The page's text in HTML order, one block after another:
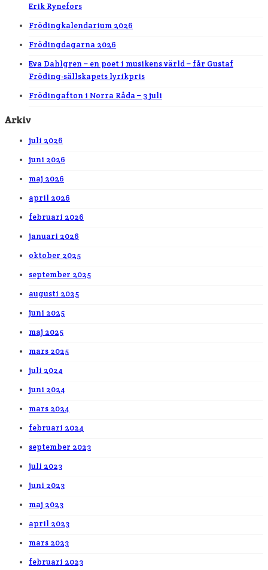
Erik Rynefors
Frödingkalendarium 2026
Frödingdagarna 2026
Eva Dahlgren – en poet i musikens värld – får Gustaf
Fröding-sällskapets lyrikpris
Frödingafton i Norra Råda – 3 juli
Arkiv
juli 2026
juni 2026
maj 2026
april 2026
februari 2026
januari 2026
oktober 2025
september 2025
augusti 2025
juni 2025
maj 2025
mars 2025
juli 2024
juni 2024
mars 2024
februari 2024
september 2023
juli 2023
juni 2023
maj 2023
april 2023
mars 2023
februari 2023